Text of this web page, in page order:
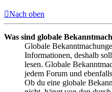
Nach oben
Was sind globale
Globale
Informationen, deshalb
lesen. Globale
jedem Forum und
Ob du eine globale